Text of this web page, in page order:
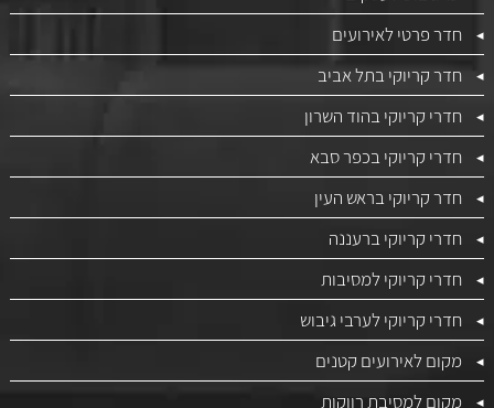
חדר פרטי לאירועים
חדר קריוקי בתל אביב
חדרי קריוקי בהוד השרון
חדרי קריוקי בכפר סבא
חדר קריוקי בראש העין
חדרי קריוקי ברעננה
חדרי קריוקי למסיבות
חדרי קריוקי לערבי גיבוש
מקום לאירועים קטנים
מקום למסיבת רווקות